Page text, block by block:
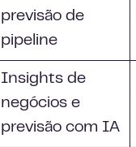
previsão de
pipeline
Insights de
negócios e
previsão com IA